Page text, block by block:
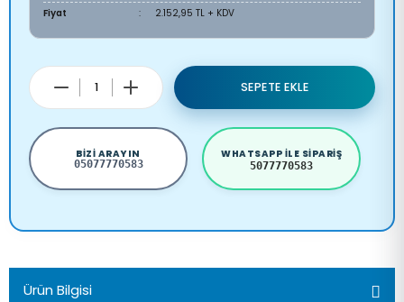
Fiyat
2.152,95 TL + KDV
SEPETE EKLE
BIZI ARAYIN
05077770583
WHATSAPP ILE SIPARIŞ
5077770583
Ürün Bilgisi